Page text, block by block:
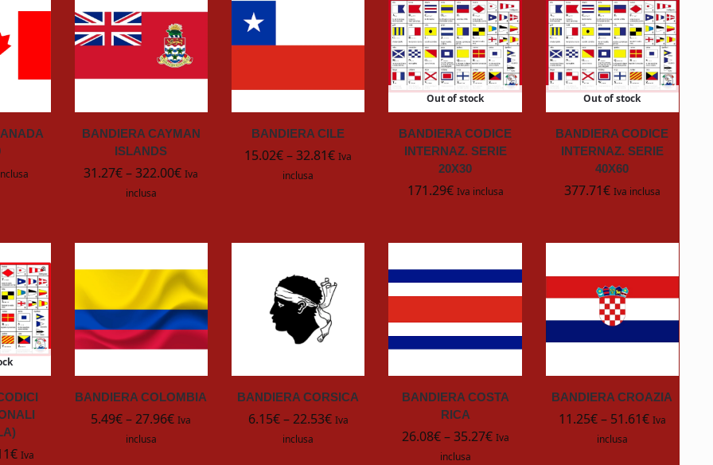
BANDIERA CAYMAN
ISLANDS
31.27€–322.00€ Iva
inclusa
BANDIERA CILE
15.02€–32.81€ Iva
inclusa
Out of stock
BANDIERA CODICE
INTERNAZ. SERIE
20X30
171.29€ Iva inclusa
Out of stock
BANDIERA CODICE
INTERNAZ. SERIE
40X60
377.71€ Iva inclusa
€ Iva
BANDIERA COLOMBIA
5.49€–27.96€ Iva
inclusa
BANDIERA CORSICA
6.15€–22.53€ Iva
inclusa
BANDIERA COSTA
RICA
26.08€–35.27€ Iva
inclusa
BANDIERA CROAZIA
11.25€– 51.61€ Iva
inclusa